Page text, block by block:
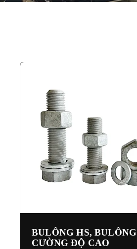
BULÔNG HS, BULÔNG
CƯỜNG ĐỘ CAO